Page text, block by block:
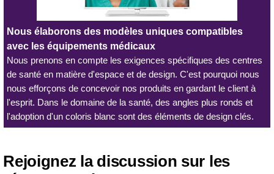
Nous élaborons des modèles uniques compatibles
avec les équipements médicaux
Nous prenons en compte les exigences spécifiques des centres
de santé en matière d'espace et de design. C'est pourquoi nous
nous efforçons de concevoir nos produits en gardant le client à
l'esprit. Dans le domaine de la santé, des angles plus ronds et
l'adoption d'un coloris blanc sont des éléments de design clés.
Rejoignez la discussion sur les